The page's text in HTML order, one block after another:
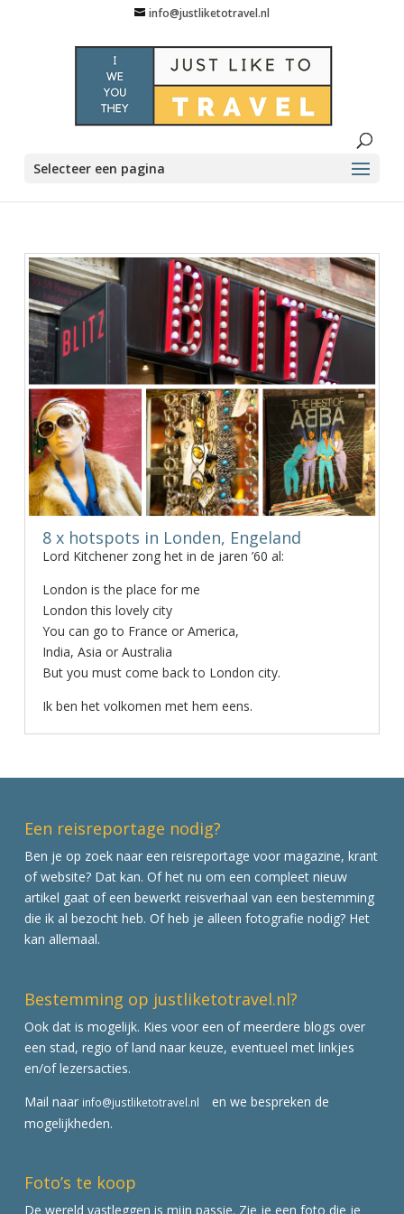
info@justliketotravel.nl
Selecteer een pagina
8 x hotspots in Londen, Engeland
Lord Kitchener zong het in de jaren ’60 al:
London is the place for me
London this lovely city
You can go to France or America,
India, Asia or Australia
But you must come back to London city.
Ik ben het volkomen met hem eens.
Een reisreportage nodig?
Ben je op zoek naar een reisreportage voor magazine, krant
of website? Dat kan. Of het nu om een compleet nieuw
artikel gaat of een bewerkt reisverhaal van een bestemming
die ik al bezocht heb. Of heb je alleen fotografie nodig? Het
kan allemaal.
Bestemming op justliketotravel.nl?
Ook dat is mogelijk. Kies voor een of meerdere blogs over
een stad, regio of land naar keuze, eventueel met linkjes
en/of lezersacties.
Mail naar info@justliketotravel.nl
en we bespreken de
mogelijkheden.
Foto’s te koop
De wereld vastleggen is mijn passie. Zie je een foto die je